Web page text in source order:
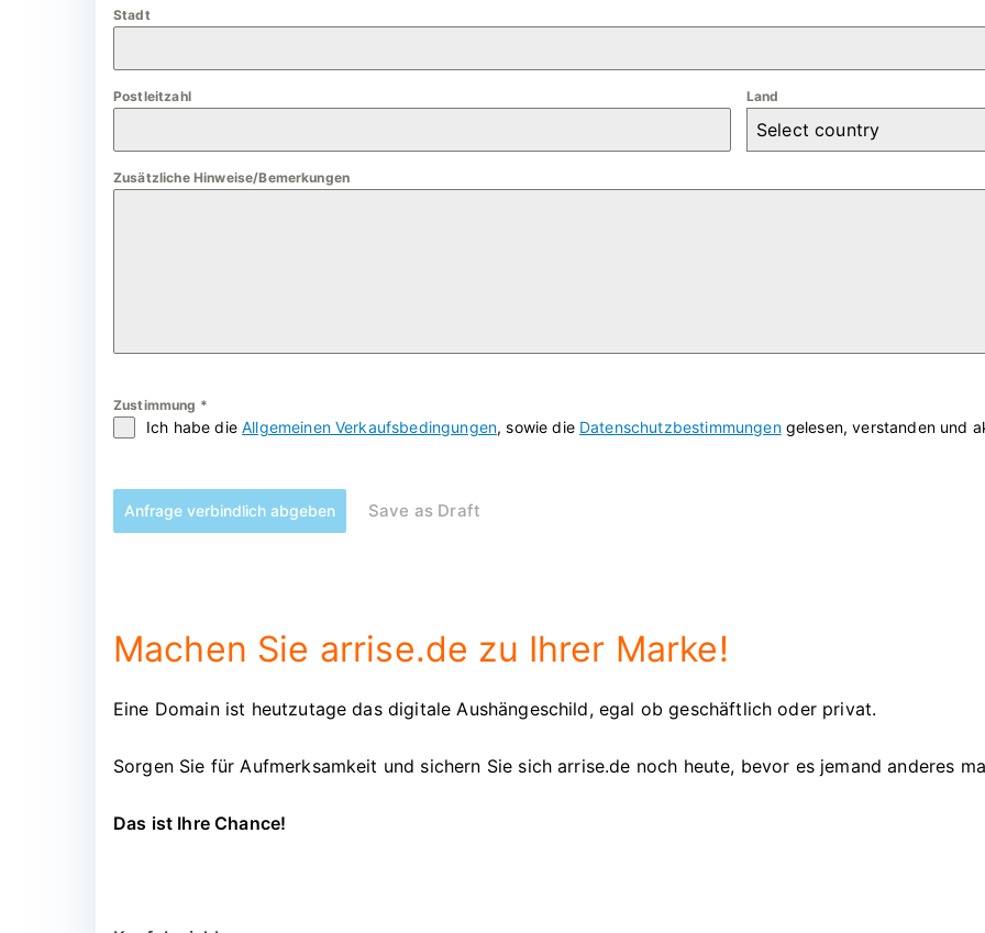
+
9
Stadt
Postleitzahl Land
Select country
Zusätzliche Hinweise/Bemerkungen
Zustimmung *
Ich habe dieAllgemeinen Verkaufsbedingungen, sowie die Datenschutzbestimmungengelesen, verstanden und
Anfrage verbindlich abgeben Save as Draft
Machen Sie arrise.de zu Ihrer Marke!
Eine Domain ist heutzutage das digitale Aushängeschild, egal ob geschäftlich oder privat.
Sorgen Sie für Aufmerksamkeit und sichern Sie sich arrise.de noch heute, bevor es jemand anderes
Das ist Ihre Chance!